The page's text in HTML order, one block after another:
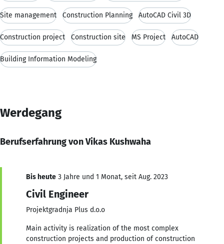
Site management Construction Planning AutoCAD Civil 3D
Construction project Construction site MS Project AutoCAD
Building Information Modeling
Werdegang
Berufserfahrung von Vikas Kushwaha
Bis heute 3 Jahre und 1 Monat, seit Aug. 2023
Civil Engineer
Projektgradnja Plus d.o.o
Main activity is realization of the most complex
construction projects and production of construction